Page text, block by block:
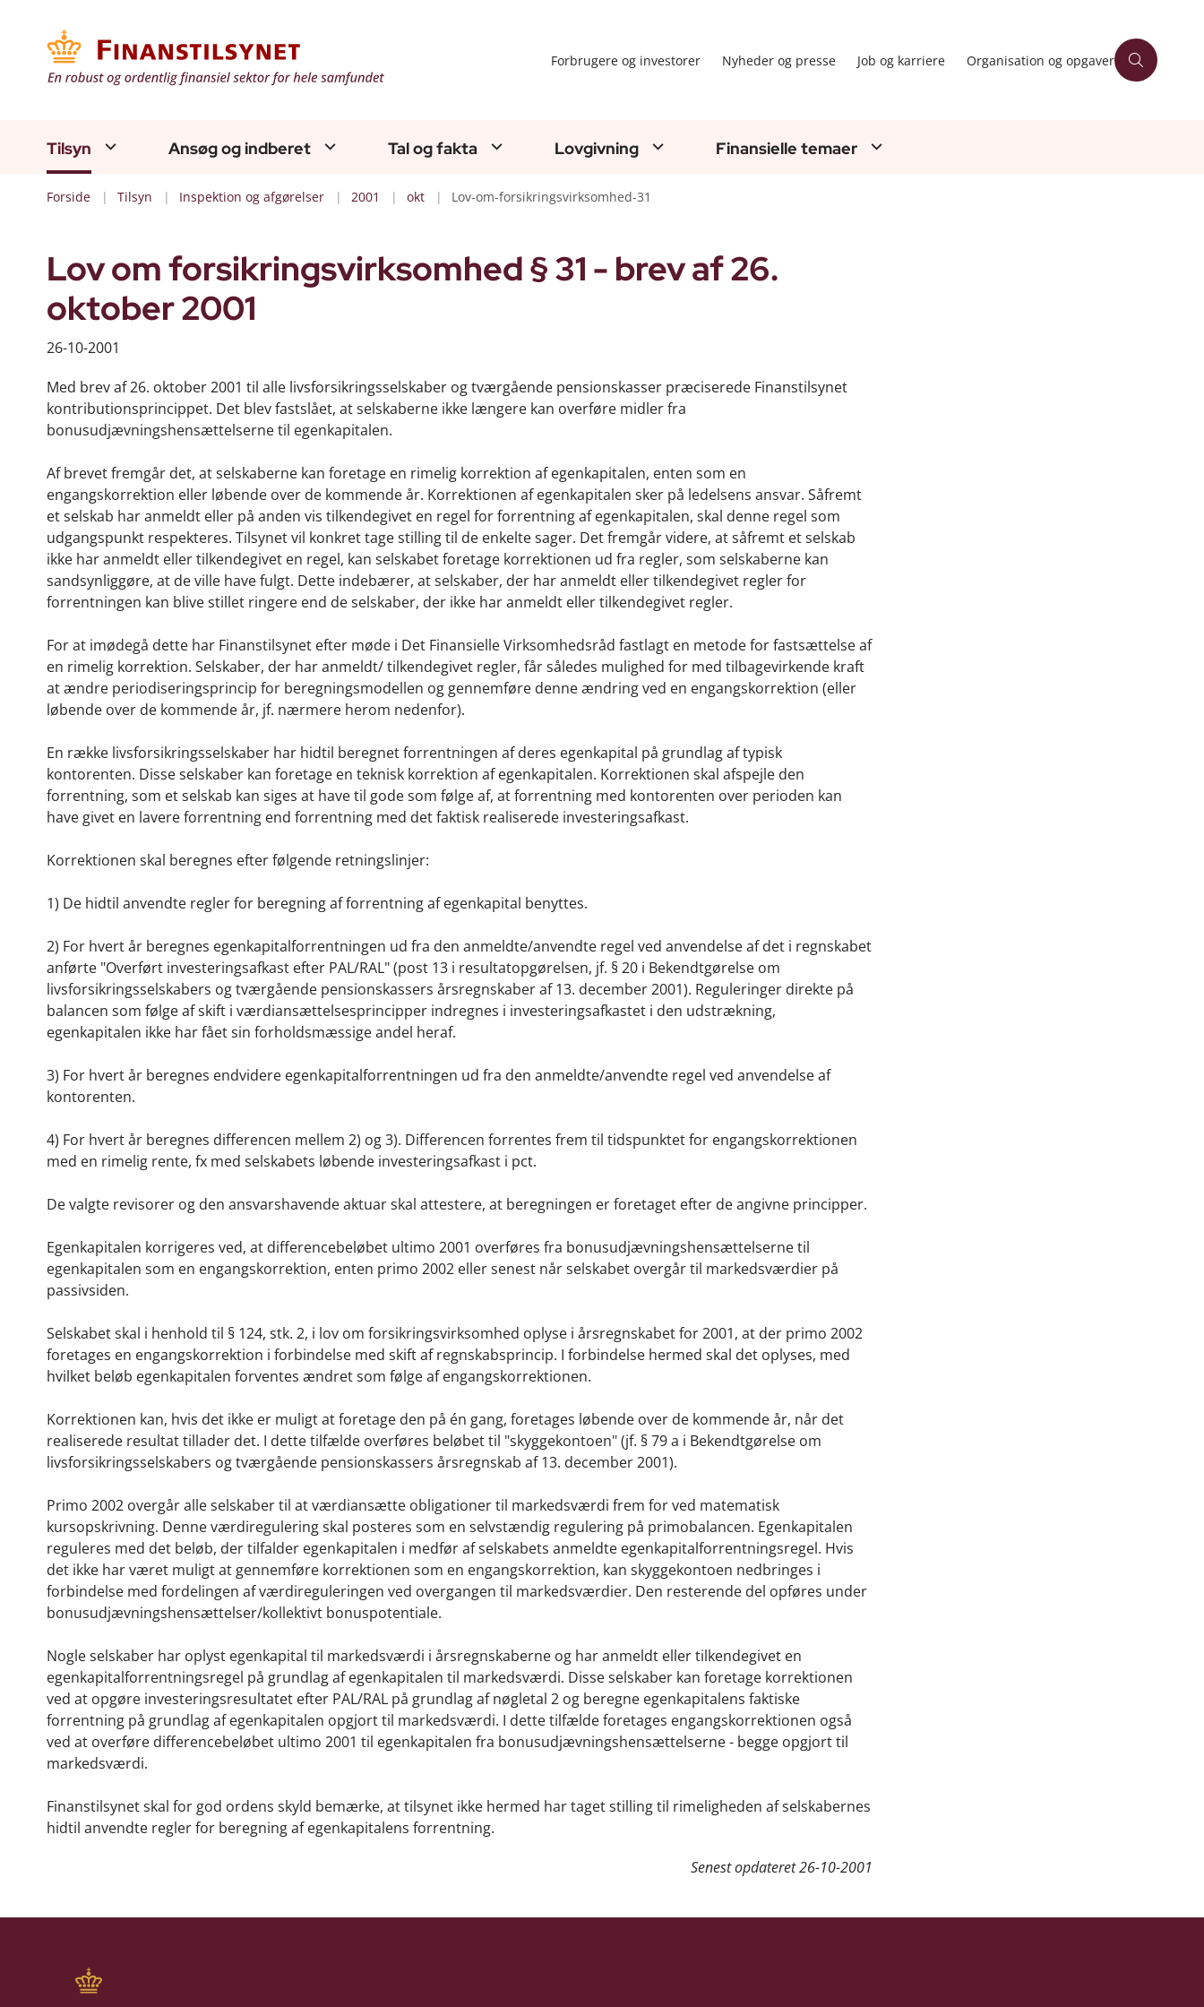
Forbrugere og investorer Nyheder og presse Job og karriere Organisation og opgaver
Tilsyn Ansøg og indberet Tal og fakta Lovgivning Finansielle temaer
Forside Tilsyn Inspektion og afgørelser 2001 okt Lov-om-forsikringsvirksomhed-31
Lov om forsikringsvirksomhed § 31 - brev af 26.
oktober 2001
26-10-2001
Med brev af 26. oktober 2001 til alle livsforsikringsselskaber og tværgående pensionskasser præciserede Finanstilsynet
kontributionsprincippet. Det blev fastslået, at selskaberne ikke længere kan overføre midler fra
bonusudjævningshensættelserne til egenkapitalen.
Af brevet fremgår det, at selskaberne kan foretage en rimelig korrektion af egenkapitalen, enten som en
engangskorrektion eller løbende over de kommende år. Korrektionen af egenkapitalen sker på ledelsens ansvar. Såfremt
et selskab har anmeldt eller på anden vis tilkendegivet en regel for forrentning af egenkapitalen, skal denne regel som
udgangspunkt respekteres. Tilsynet vil konkret tage stilling til de enkelte sager. Det fremgår videre, at såfremt et selskab
ikke har anmeldt eller tilkendegivet en regel, kan selskabet foretage korrektionen ud fra regler, som selskaberne kan
sandsynliggøre, at de ville have fulgt. Dette indebærer, at selskaber, der har anmeldt eller tilkendegivet regler for
forrentningen kan blive stillet ringere end de selskaber, der ikke har anmeldt eller tilkendegivet regler.
For at imødegå dette har Finanstilsynet efter møde i Det Finansielle Virksomhedsråd fastlagt en metode for fastsættelse af
en rimelig korrektion. Selskaber, der har anmeldt/ tilkendegivet regler, får således mulighed for med tilbagevirkende kraft
at ændre periodiseringsprincip for beregningsmodellen og gennemføre denne ændring ved en engangskorrektion (eller
løbende over de kommende år, jf. nærmere herom nedenfor).
En række livsforsikringsselskaber har hidtil beregnet forrentningen af deres egenkapital på grundlag af typisk
kontorenten. Disse selskaber kan foretage en teknisk korrektion af egenkapitalen. Korrektionen skal afspejle den
forrentning, som et selskab kan siges at have til gode som følge af, at forrentning med kontorenten over perioden kan
have givet en lavere forrentning end forrentning med det faktisk realiserede investeringsafkast.
Korrektionen skal beregnes efter følgende retningslinjer:
1) De hidtil anvendte regler for beregning af forrentning af egenkapital benyttes.
2) For hvert år beregnes egenkapitalforrentningen ud fra den anmeldte/anvendte regel ved anvendelse af det i regnskabet
anførte "Overført investeringsafkast efter PAL/RAL" (post 13 i resultatopgørelsen, jf. § 20 i Bekendtgørelse om
livsforsikringsselskabers og tværgående pensionskassers årsregnskaber af 13. december 2001). Reguleringer direkte på
balancen som følge af skift i værdiansættelsesprincipper indregnes i investeringsafkastet i den udstrækning,
egenkapitalen ikke har fået sin forholdsmæssige andel heraf.
3) For hvert år beregnes endvidere egenkapitalforrentningen ud fra den anmeldte/anvendte regel ved anvendelse af
kontorenten.
4) For hvert år beregnes differencen mellem 2) og 3). Differencen forrentes frem til tidspunktet for engangskorrektionen
med en rimelig rente, fx med selskabets løbende investeringsafkast i pct.
De valgte revisorer og den ansvarshavende aktuar skal attestere, at beregningen er foretaget efter de angivne principper.
Egenkapitalen korrigeres ved, at differencebeløbet ultimo 2001 overføres fra bonusudjævningshensættelserne til
egenkapitalen som en engangskorrektion, enten primo 2002 eller senest når selskabet overgår til markedsværdier på
passivsiden.
Selskabet skal i henhold til § 124, stk. 2, i lov om forsikringsvirksomhed oplyse i årsregnskabet for 2001, at der primo 2002
foretages en engangskorrektion i forbindelse med skift af regnskabsprincip. I forbindelse hermed skal det oplyses, med
hvilket beløb egenkapitalen forventes ændret som følge af engangskorrektionen.
Korrektionen kan, hvis det ikke er muligt at foretage den på én gang, foretages løbende over de kommende år, når det
realiserede resultat tillader det. I dette tilfælde overføres beløbet til "skyggekontoen" (jf. § 79 a i Bekendtgørelse om
livsforsikringsselskabers og tværgående pensionskassers årsregnskab af 13. december 2001).
Primo 2002 overgår alle selskaber til at værdiansætte obligationer til markedsværdi frem for ved matematisk
kursopskrivning. Denne værdiregulering skal posteres som en selvstændig regulering på primobalancen. Egenkapitalen
reguleres med det beløb, der tilfalder egenkapitalen i medfør af selskabets anmeldte egenkapitalforrentningsregel. Hvis
det ikke har været muligt at gennemføre korrektionen som en engangskorrektion, kan skyggekontoen nedbringes i
forbindelse med fordelingen af værdireguleringen ved overgangen til markedsværdier. Den resterende del opføres under
bonusudjævningshensættelser/kollektivt bonuspotentiale.
Nogle selskaber har oplyst egenkapital til markedsværdi i årsregnskaberne og har anmeldt eller tilkendegivet en
egenkapitalforrentningsregel på grundlag af egenkapitalen til markedsværdi. Disse selskaber kan foretage korrektionen
ved at opgøre investeringsresultatet efter PAL/RAL på grundlag af nøgletal 2 og beregne egenkapitalens faktiske
forrentning på grundlag af egenkapitalen opgjort til markedsværdi. I dette tilfælde foretages engangskorrektionen også
ved at overføre differencebeløbet ultimo 2001 til egenkapitalen fra bonusudjævningshensættelserne - begge opgjort til
markedsværdi.
Finanstilsynet skal for god ordens skyld bemærke, at tilsynet ikke hermed har taget stilling til rimeligheden af selskabernes
hidtil anvendte regler for beregning af egenkapitalens forrentning.
Senest opdateret26-10-2001